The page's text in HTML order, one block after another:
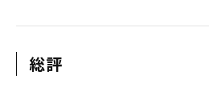
総評